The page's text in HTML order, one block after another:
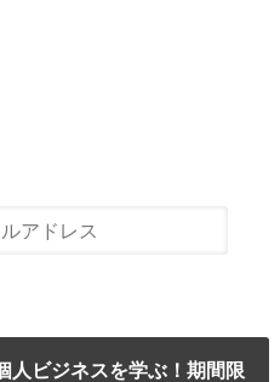
人ビジネスを学ぶ！期間限